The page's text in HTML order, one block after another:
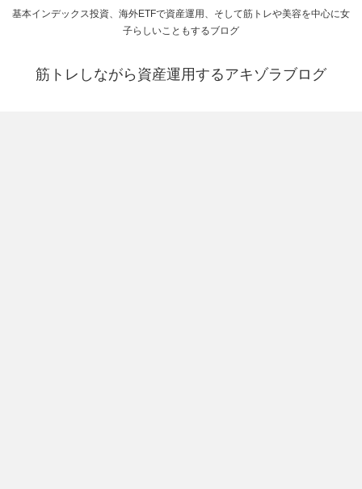
基本インデックス投資、海外ETFで資産運用、そして筋トレや美容を中心に女
子らしいこともするブログ
筋トレしながら資産運用するアキゾラブログ